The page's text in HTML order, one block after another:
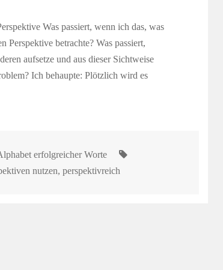
Was passiert, wenn ich das, was
Perspektive betrachte? Was passiert,
aufsetze und aus dieser Sichtweise
Ich behaupte: Plötzlich wird es
erfolgreicher Worte
nutzen, perspektivreich